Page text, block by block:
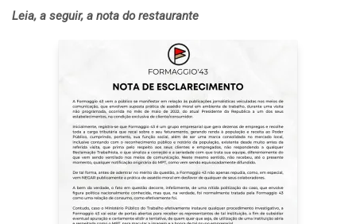
Leia, a seguir, a nota do restaurante